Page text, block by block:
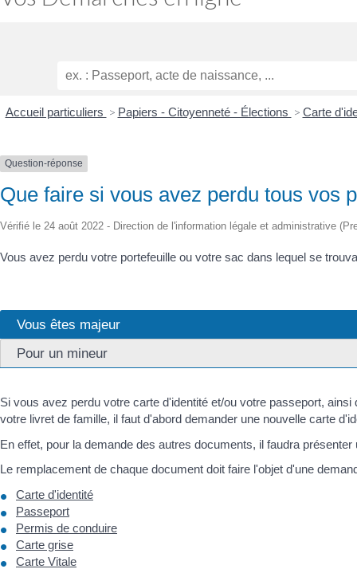
Accueil particuliers > Papiers - Citoyenneté - Élections > Carte
Question-réponse
Que faire si vous avez perdu tous vos
Vérifié le 24 août 2022 - Direction de l'information légale et administrative
Vous avez perdu votre portefeuille ou votre sac dans lequel se
Vous êtes majeur
Pour un mineur
Si vous avez perdu votre carte d'identité et/ou votre passeport,
votre livret de famille, il faut d'abord demander une nouvelle carte
En effet, pour la demande des autres documents, il faudra présenter
Le remplacement de chaque document doit faire l'objet d'une
Carte d'identité
Passeport
Permis de conduire
Carte grise
Carte Vitale